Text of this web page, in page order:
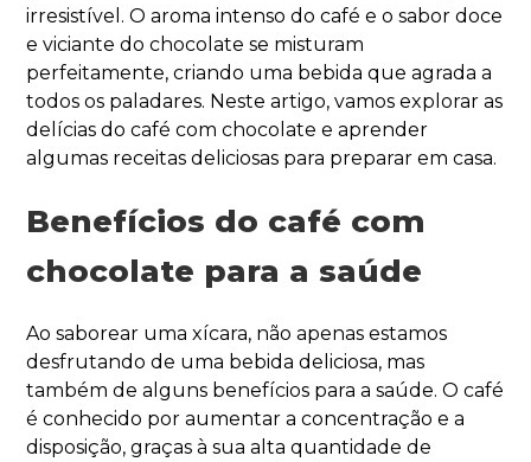
irresistível. O aroma intenso do café e o sabor doce
e viciante do chocolate se misturam
perfeitamente, criando uma bebida que agrada a
todos os paladares. Neste artigo, vamos explorar as
delícias do café com chocolate e aprender
algumas receitas deliciosas para preparar em casa.
Benefícios do café com
chocolate para a saúde
Ao saborear uma xícara, não apenas estamos
desfrutando de uma bebida deliciosa, mas
também de alguns benefícios para a saúde. O café
é conhecido por aumentar a concentração e a
disposição, graças à sua alta quantidade de